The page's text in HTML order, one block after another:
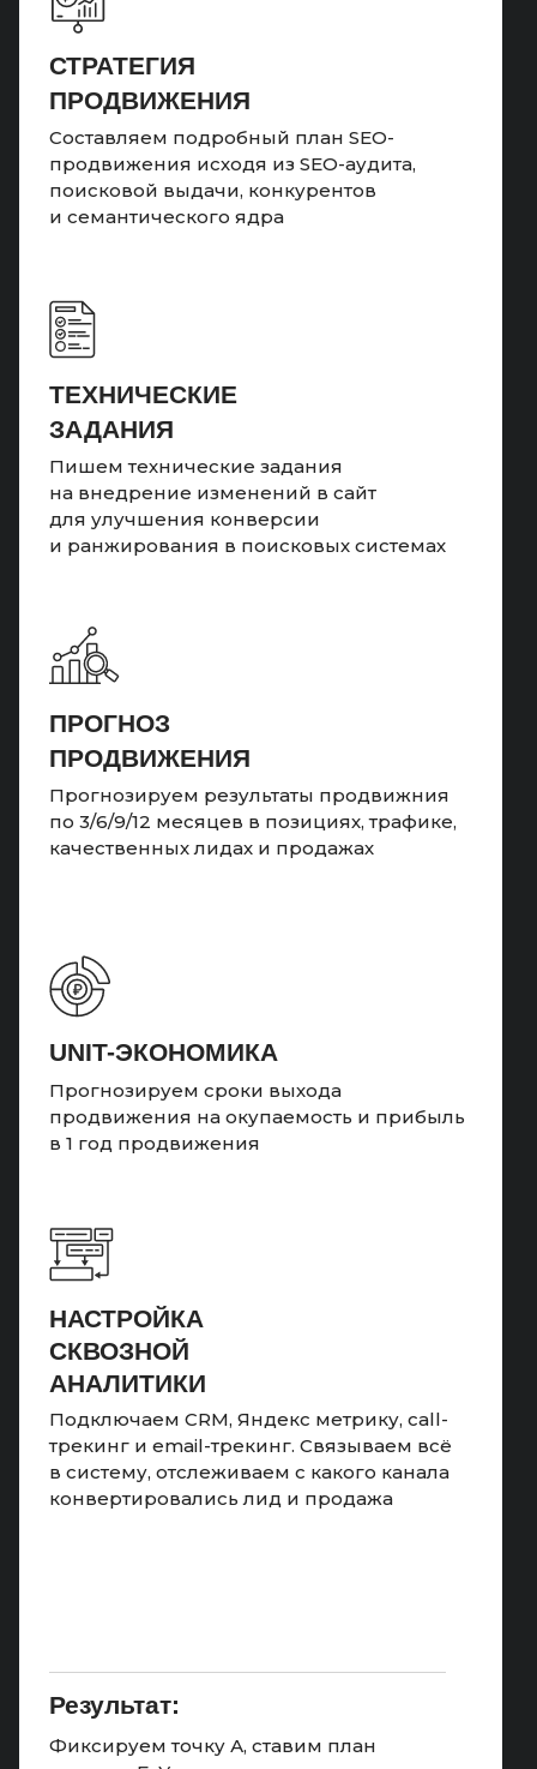
ПРОГНОЗ
ПРОДВИЖЕНИЯ
Прогнозируем результаты продвижния
по 3/6/9/12 месяцев в позициях, трафике,
качественных лидах и продажах
СТРАТЕГИЯ
ПРОДВИЖЕНИЯ
Составляем подробный план SEO-
продвижения исходя из SEO-аудита,
поисковой выдачи, конкурентов
и семантического ядра
НАСТРОЙКА
СКВОЗНОЙ
АНАЛИТИКИ
Подключаем CRM, Яндекс метрику, call-
трекинг и email-трекинг. Связываем всё
в систему, отслеживаем с какого канала
конвертировались лид и продажа
UNIT-ЭКОНОМИКА
Прогнозируем сроки выхода
продвижения на окупаемость и прибыль
в 1 год продвижения
ТЕХНИЧЕСКИЕ
ЗАДАНИЯ
Пишем технические задания
на внедрение изменений в сайт
для улучшения конверсии
и ранжирования в поисковых системах
Результат:
Фиксируем точку А, ставим план